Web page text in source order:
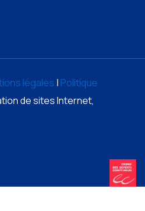
légales | Politique
de sites Internet,